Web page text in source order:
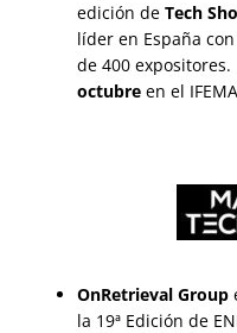
edición de Tech
líder en España
de 400
octubre en el
OnRetrieval Group
la 19ª Edición de